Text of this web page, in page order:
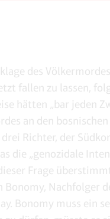
des
fallen zu lassen,
hätten „bar jeden
an den
Richter, der
die „genozidale
Frage
Nachfolger
Bonomy muss ein